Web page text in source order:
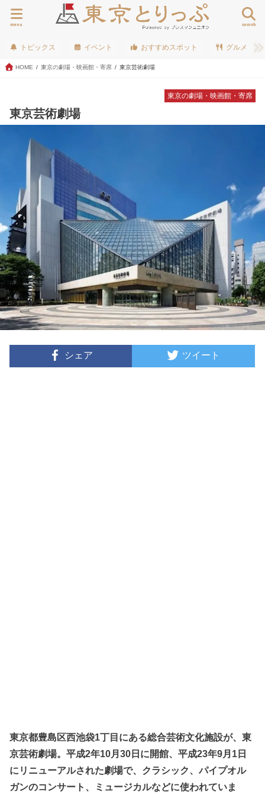
search
menu
トピックス イベント おすすめスポット グルメ
HOME 東京の劇場・映画館・寄席 東京芸術劇場
東京の劇場・映画館・寄席
東京芸術劇場
シェア ツイート
東京都豊島区西池袋1丁目にある総合芸術文化施設が、東
京芸術劇場。平成2年10月30日に開館、平成23年9月1日
にリニューアルされた劇場で、クラシック、パイプオル
ガンのコンサート、ミュージカルなどに使われていま